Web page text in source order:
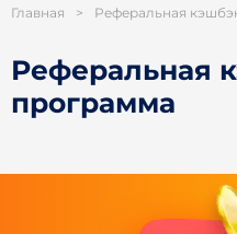
Главная > Реферальная
Реферальная
программа